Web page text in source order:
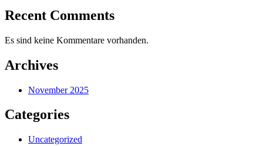
Recent Comments
Es sind keine Kommentare vorhanden.
Archives
November 2025
Categories
Uncategorized